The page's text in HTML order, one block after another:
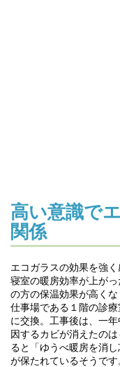
高い意識で
関係
エコガラスの効果を強
寝室の暖房効率が上が
の方の保温効果が高くな
仕事場である１階の診
に交換。工事後は、一
因するカビが消えたの
ると「ゆうべ暖房を消
が保たれているそうです